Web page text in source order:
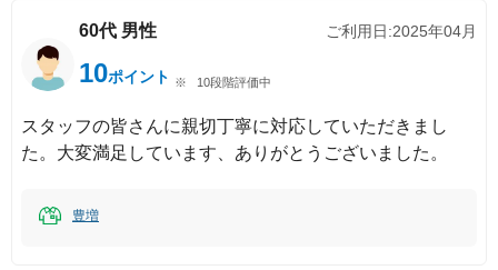
60代 男性 ご利用日:2025年04月
10ポイント 10段階評価中
スタッフの皆さんに親切丁寧に対応していただきまし
た。大変満足しています、ありがとうございました。
豊増